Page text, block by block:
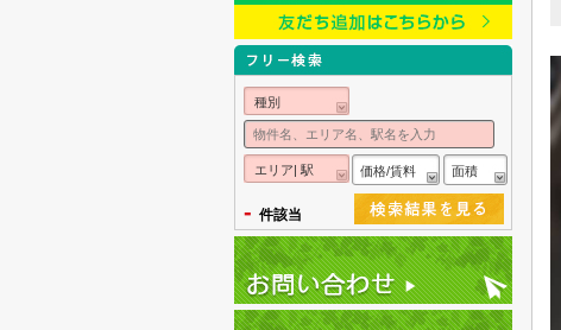
種別
エリア| 駅 価格/賃料 面積
- 件該当